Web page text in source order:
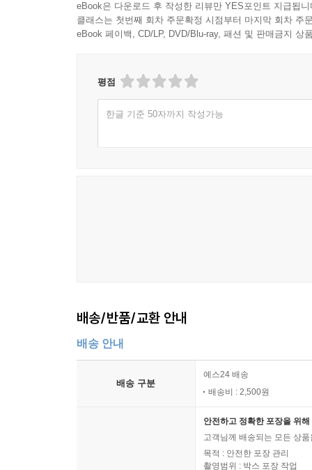
4. 근대적 개인과 외식문화의 향유
제7장 경성의 오락장, 공인된 도박장의 탄생_김윤
3. 오락장의 도박화, 공인된 도박장
4. 맺음말
찾아보기
eBook은 다운로드 후 작성한 리뷰만 YES포인트 지급됩니
클래스는 첫번째 회차 주문확정 시점부터 마지막 회차 주
eBook 페이백, CD/LP, DVD/Blu-ray, 패션 및 판매금지 상
평점
한글 기준 50자까지 작성가능
배송/반품/교환 안내
배송 안내
배송 구분
예스24 배송
배송비 : 2,500원
안전하고 정확한 포장을 위
고객님께 배송되는 모든 상
목적 : 안전한 포장 관리
촬영범위 : 박스 포장 작업